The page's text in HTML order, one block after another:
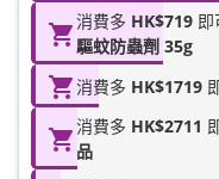
HKD$145
Round
(到期日
此商品
消費多 HK$719 即
驅蚊防蟲劑 35g
消費多 HK$1719
消費多 HK$2711
品